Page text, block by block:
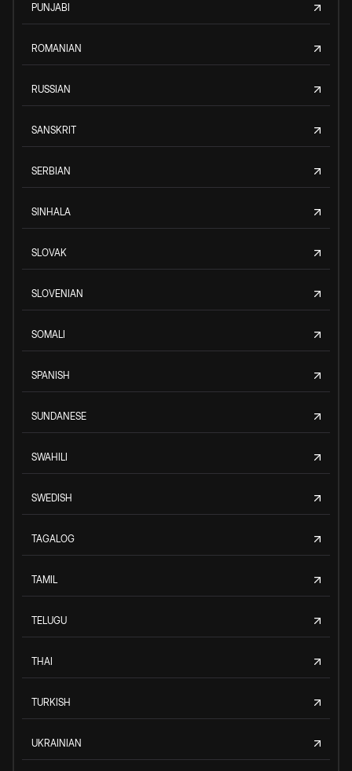
PUNJABI
ROMANIAN
RUSSIAN
SANSKRIT
SERBIAN
SINHALA
SLOVAK
SLOVENIAN
SOMALI
SPANISH
SUNDANESE
SWAHILI
SWEDISH
TAGALOG
TAMIL
TELUGU
THAI
TURKISH
UKRAINIAN